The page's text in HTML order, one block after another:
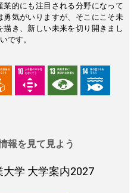
的にも注目される分野になって
気がいりますが、そこにこそ未
き、新しい未来を切り開きまし
です。
報を見て見よう
大学 大学案内2027